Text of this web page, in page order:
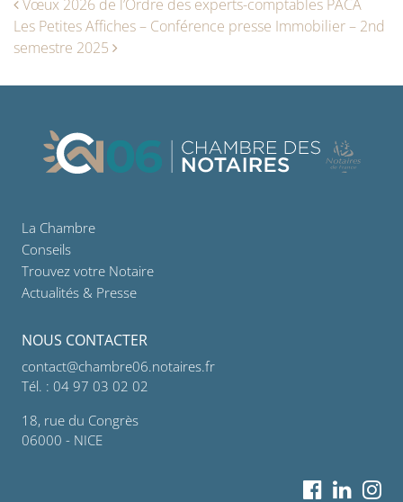
Navigation des articles
Vœux 2026 de l’Ordre des experts-comptables PACA
Les Petites Affiches – Conférence presse Immobilier – 2nd
semestre 2025
La Chambre
Conseils
Trouvez votre Notaire
Actualités & Presse
NOUS CONTACTER
contact@chambre06.notaires.fr
Tél. : 04 97 03 02 02
18, rue du Congrès
06000 - NICE